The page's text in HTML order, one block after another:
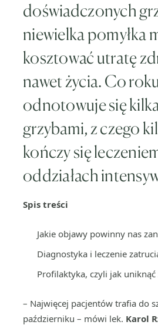
doświadczonych
niewielka pomyłka
kosztować utratę
nawet życia. Co
odnotowuje się
grzybami, z czego
kończy się
oddziałach
Spis treści
Jakie objawy powinny nas
Diagnostyka i leczenie
Profilaktyka, czyli jak
– Najwięcej pacjentów trafia do
październiku – mówi lek. Karol